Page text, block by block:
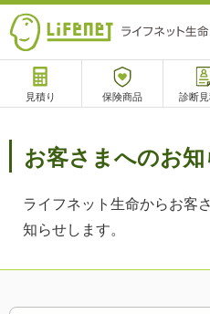
見積り 保険商品 診断
チャットサポート
お客さまへのお知
ライフネット生命からお客
知らせします。